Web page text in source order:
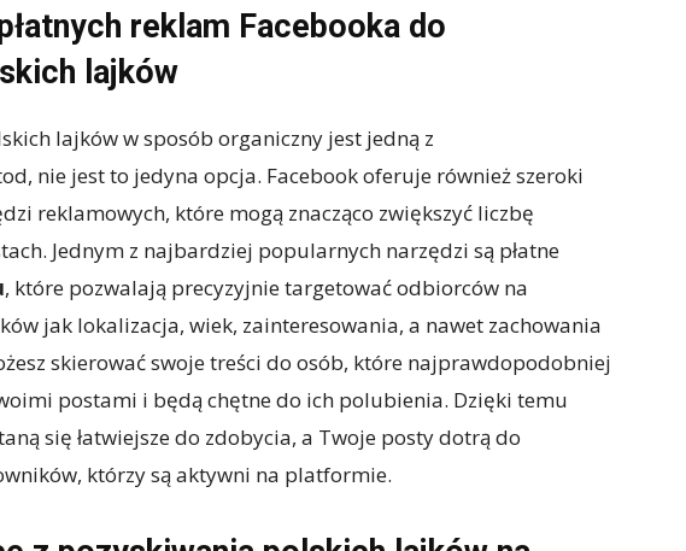
reklam Facebooka do
lajków
lajków w sposób organiczny jest jedną z
nie jest to jedyna opcja. Facebook oferuje również szeroki
reklamowych, które mogą znacząco zwiększyć liczbę
Jednym z najbardziej popularnych narzędzi są płatne
, które pozwalają precyzyjnie targetować odbiorców na
jak lokalizacja, wiek, zainteresowania, a nawet zachowania
skierować swoje treści do osób, które najprawdopodobniej
postami i będą chętne do ich polubienia. Dzięki temu
się łatwiejsze do zdobycia, a Twoje posty dotrą do
którzy są aktywni na platformie.